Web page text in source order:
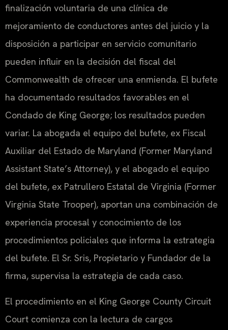
finalización voluntaria de una clínica de
mejoramiento de conductores antes del juicio y la
disposición a participar en servicio comunitario
pueden influir en la decisión del fiscal del
Commonwealth de ofrecer una enmienda. El bufete
ha documentado resultados favorables en el
Condado de King George; los resultados pueden
variar. La abogada el equipo del bufete, ex Fiscal
Auxiliar del Estado de Maryland (Former Maryland
Assistant State’s Attorney), y el abogado el equipo
del bufete, ex Patrullero Estatal de Virginia (Former
Virginia State Trooper), aportan una combinación de
experiencia procesal y conocimiento de los
procedimientos policiales que informa la estrategia
del bufete. El Sr. Sris, Propietario y Fundador de la
firma, supervisa la estrategia de cada caso.
El procedimiento en el King George County Circuit
Court comienza con la lectura de cargos